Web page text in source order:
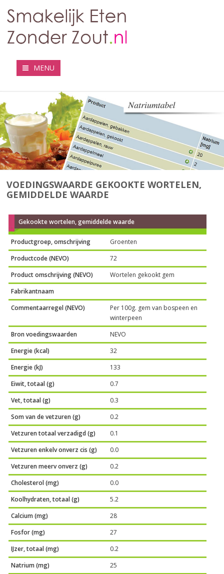
MENU
VOEDINGSWAARDE GEKOOKTE WORTELEN,
GEMIDDELDE WAARDE
Gekookte wortelen, gemiddelde waarde
Productgroep, omschrijving
Groenten
Productcode (NEVO)
72
Product omschrijving (NEVO)
Wortelen gekookt gem
Fabrikantnaam
Commentaarregel (NEVO)
Per 100g. gem van bospeen en
winterpeen
Bron voedingswaarden
NEVO
Energie (kcal)
32
Energie (kJ)
133
Eiwit, totaal (g)
0.7
Vet, totaal (g)
0.3
Som van de vetzuren (g)
0.2
Vetzuren totaal verzadigd (g)
0.1
Vetzuren enkelv onverz cis (g)
0.0
Vetzuren meerv onverz (g)
0.2
Cholesterol (mg)
0.0
Koolhydraten, totaal (g)
5.2
Calcium (mg)
28
Fosfor (mg)
27
IJzer, totaal (mg)
0.2
Natrium (mg)
25